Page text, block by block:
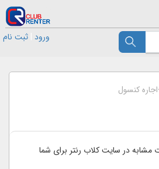
ورود ثبت نام
اجاره کنسول
مشابه در سایت کلاب رنتر برای شما